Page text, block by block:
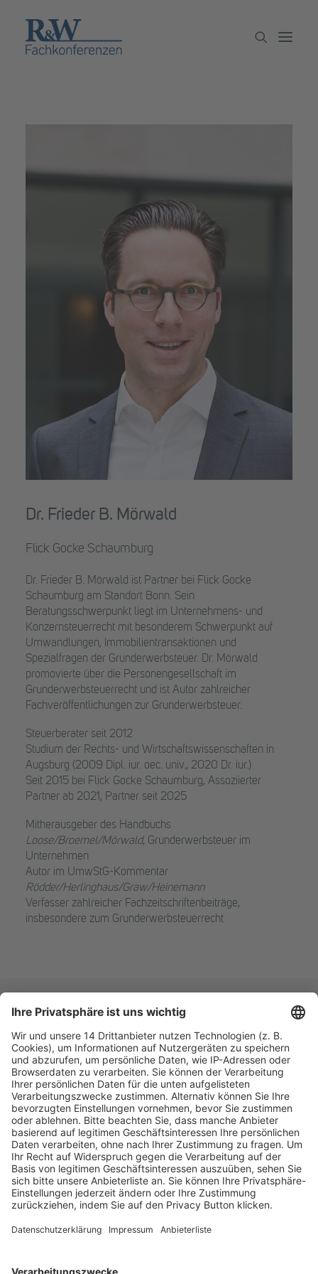
Dr. Frieder B. Mörwald
Flick Gocke Schaumburg
Dr. Frieder B. Mörwald ist Partner bei Flick Gocke
Schaumburg am Standort Bonn. Sein
Beratungsschwerpunkt liegt im Unternehmens- und
Konzernsteuerrecht mit besonderem Schwerpunkt auf
Umwandlungen, Immobilientransaktionen und
Spezialfragen der Grunderwerbsteuer. Dr. Mörwald
promovierte über die Personengesellschaft im
Grunderwerbsteuerrecht und ist Autor zahlreicher
Fachveröffentlichungen zur Grunderwerbsteuer.
Steuerberater seit 2012
Studium der Rechts- und Wirtschaftswissenschaften in
Augsburg (2009 Dipl. iur. oec. univ., 2020 Dr. iur.)
Seit 2015 bei Flick Gocke Schaumburg, Assoziierter
Partner ab 2021, Partner seit 2025
Mitherausgeber des Handbuchs
Loose/Broemel/Mörwald, Grunderwerbsteuer im
Unternehmen
Autor im UmwStG-Kommentar
Rödder/Herlinghaus/Graw/Heinemann
Verfasser zahlreicher Fachzeitschriftenbeiträge,
insbesondere zum Grunderwerbsteuerrecht
Fachmedien Recht und Wirtschaft
Ein Fachbereich der
dfv Mediengruppe
Mainzer Landstr. 251
60326 Frankfurt am Main
E-Mail:info@ruw.de
Web:https://www.ruw.de
AGB